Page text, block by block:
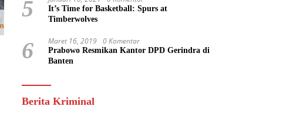
5
It’s Time for Basketball: Spurs at
Timberwolves
6 Maret 16, 2019 0 Komentar
Prabowo Resmikan Kantor DPD Gerindra di
Banten
Berita Kriminal